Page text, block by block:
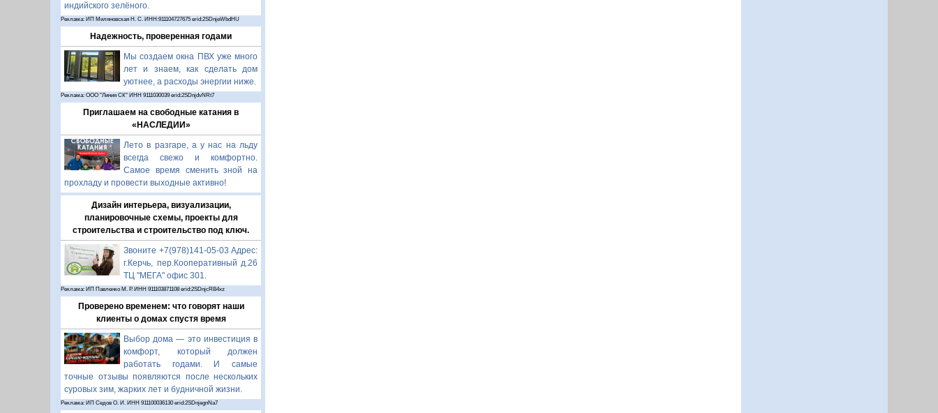
индийского зелёного.
Реклама: ИП Миляновская Н. С. ИНН:911104727675 erid:2SDnjeWbdHU
Надежность, проверенная годами
Мы создаем окна ПВХ уже много
лет и знаем, как сделать дом
уютнее, а расходы энергии ниже.
Реклама: ООО "Линия СК" ИНН 9111030039 erid:2SDnjdvNRt7
Приглашаем на свободные катания в
«НАСЛЕДИИ»
Лето в разгаре, а у нас на льду
всегда свежо и комфортно.
Самое время сменить зной на
прохладу и провести выходные активно!
Дизайн интерьера, визуализации,
планировочные схемы, проекты для
строительства и строительство под ключ.
Звоните +7(978)141-05-03 Адрес:
г.Керчь, пер.Кооперативный д.26
ТЦ "МЕГА" офис 301.
Реклама: ИП Павленко М. Р. ИНН 911103871108 erid:2SDnjcRB4xz
Проверено временем: что говорят наши
клиенты о домах спустя время
Выбор дома — это инвестиция в
комфорт, который должен
работать годами. И самые
точные отзывы появляются после нескольких
суровых зим, жарких лет и будничной жизни.
Реклама: ИП Седов О. И. ИНН 911100036130 erid:2SDnjegnNa7